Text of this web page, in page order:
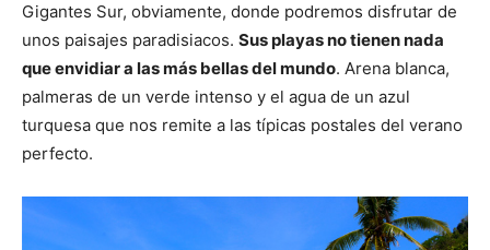
Gigantes Sur, obviamente, donde podremos disfrutar de
unos paisajes paradisiacos. Sus playas no tienen nada
que envidiar a las más bellas del mundo. Arena blanca,
palmeras de un verde intenso y el agua de un azul
turquesa que nos remite a las típicas postales del verano
perfecto.